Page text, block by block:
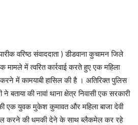
वरिष्ठ संवाददाता ) डीडवाना कुचामन जिले
में त्वरित कार्रवाई करते हुए एक महिला
करने में कामयाबी हासिल की है । अतिरिक्त पुलिस
बताया की नावां थाना क्षेत्र निवासी एक सरकारी
की एक युवक मुकेश कुमावत और महिला बाजा देवी
करने की धमकी देने के साथ ब्लैकमेल कर रहे